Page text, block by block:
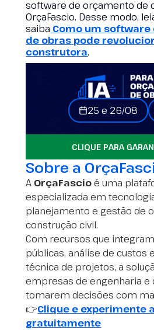
software de orçamento de
OrçaFascio. Desse modo,
saiba Como um
de obras pode
construtora.
25 e 26/08
CLIQUE PARA
Sobre a
A OrçaFascioé uma
especializada em
planejamento e gestão de
construção civil.
Com recursos que
públicas, análise de custos
técnica de projetos, a
empresas de engenharia e
tomarem decisões com
👉Clique e experimente
gratuitamente